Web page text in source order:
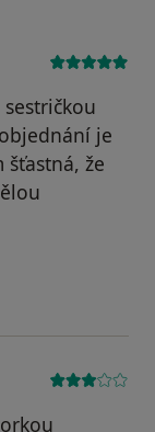
je
šťastná, že
Lucie Svobodová